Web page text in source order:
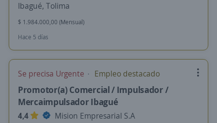
Ibagué, Tolima
$ 1.984.000,00 (Mensual)
Hace 5 días
Se precisa Urgente Empleo destacado
Promotor(a) Comercial / Impulsador /
Mercaimpulsador Ibagué
4,4
Mision Empresarial S.A